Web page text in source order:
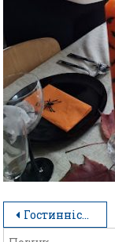
Гостинність починається зі столу